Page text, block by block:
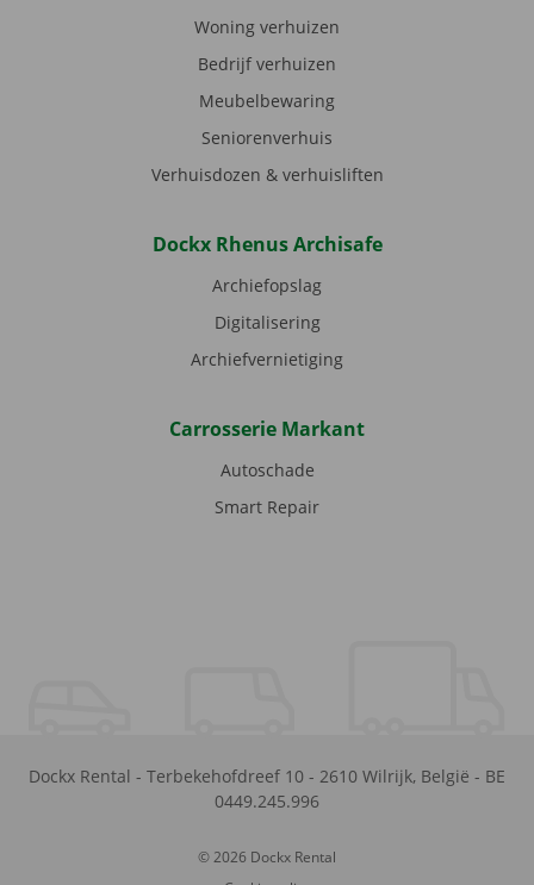
Woning verhuizen
Bedrijf verhuizen
Meubelbewaring
Seniorenverhuis
Verhuisdozen & verhuisliften
Dockx Rhenus Archisafe
Archiefopslag
Digitalisering
Archiefvernietiging
Carrosserie Markant
Autoschade
Smart Repair
Dockx Rental - Terbekehofdreef 10 - 2610 Wilrijk, België - BE
0449.245.996
© 2026 Dockx Rental